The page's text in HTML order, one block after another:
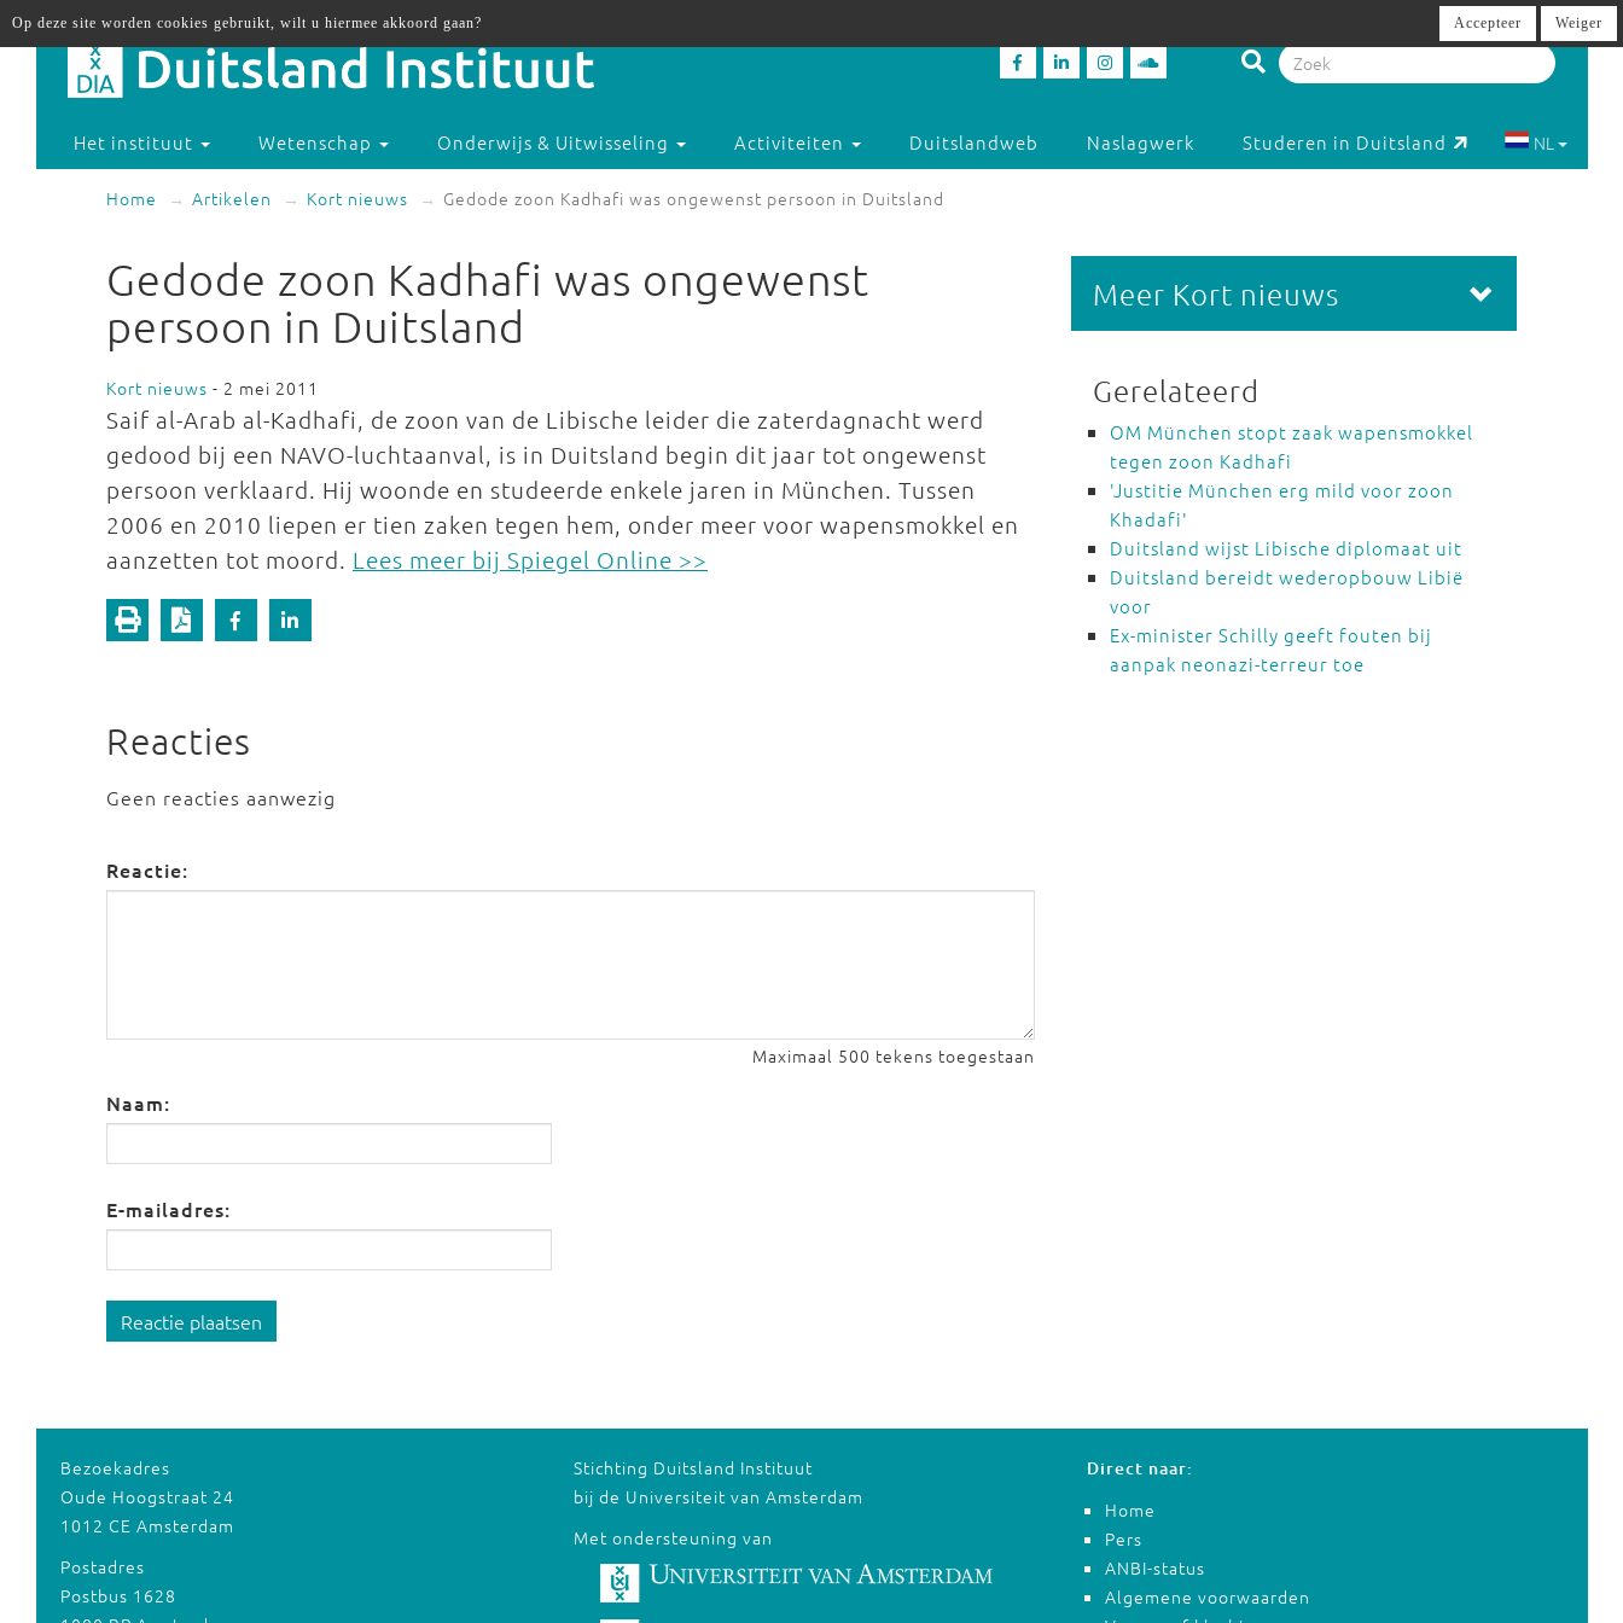
Het instituut Wetenschap Onderwijs & Uitwisseling Activiteiten Duitslandweb Naslagwerk Studeren in Duitsland NL
Home Artikelen Kort nieuws Gedode zoon Kadhafi was ongewenst persoon in Duitsland
Gedode zoon Kadhafi was ongewenst
persoon in Duitsland
Kort nieuws - 2 mei 2011
Saif al-Arab al-Kadhafi, de zoon van de Libische leider die zaterdagnacht werd
gedood bij een NAVO-luchtaanval, is in Duitsland begin dit jaar tot ongewenst
persoon verklaard. Hij woonde en studeerde enkele jaren in München. Tussen
2006 en 2010 liepen er tien zaken tegen hem, onder meer voor wapensmokkel en
aanzetten tot moord. Lees meer bij Spiegel Online >>
Reacties
Geen reacties aanwezig
Reactie:
Maximaal 500 tekens toegestaan
Naam:
E-mailadres:
Reactie plaatsen
Meer Kort nieuws
Gerelateerd
OM München stopt zaak wapensmokkel
tegen zoon Kadhafi
'Justitie München erg mild voor zoon
Khadafi'
Duitsland wijst Libische diplomaat uit
Duitsland bereidt wederopbouw Libië
voor
Ex-minister Schilly geeft fouten bij
aanpak neonazi-terreur toe
Bezoekadres
Oude Hoogstraat 24
1012 CE Amsterdam
Postadres
Postbus 1628
Stichting Duitsland Instituut
bij de Universiteit van Amsterdam
Met ondersteuning van
Direct naar:
Home
Pers
ANBI-status
Algemene voorwaarden
Op deze site worden cookies gebruikt, wilt u hiermee akkoord gaan? Accepteer Weiger